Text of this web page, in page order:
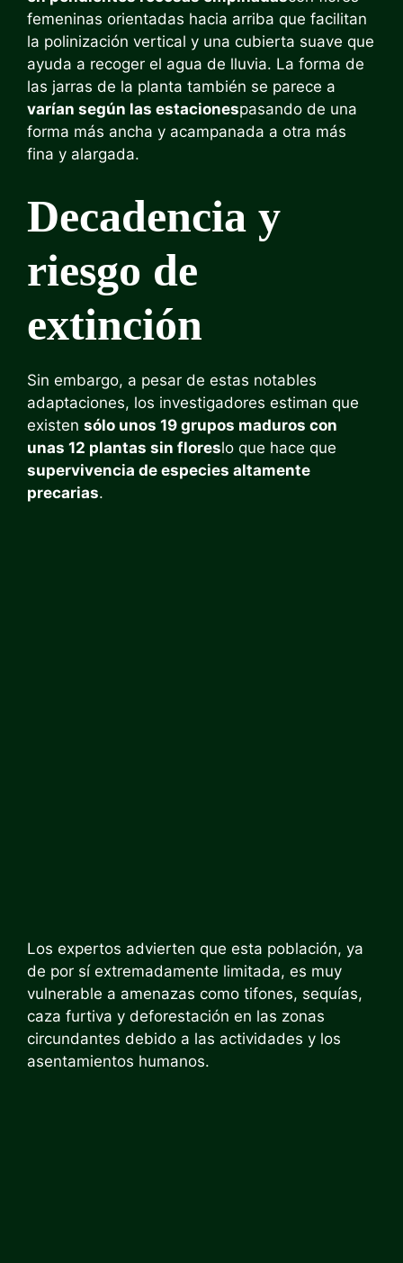
femeninas orientadas hacia arriba que facilitan
la polinización vertical y una cubierta suave que
ayuda a recoger el agua de lluvia. La forma de
las jarras de la planta también se parece a
varían según las estacionespasando de una
forma más ancha y acampanada a otra más
fina y alargada.
Decadencia y
riesgo de
extinción
Sin embargo, a pesar de estas notables
adaptaciones, los investigadores estiman que
existen sólo unos 19 grupos maduros con
unas 12 plantas sin floreslo que hace que
supervivencia de especies altamente
precarias.
Los expertos advierten que esta población, ya
de por sí extremadamente limitada, es muy
vulnerable a amenazas como tifones, sequías,
caza furtiva y deforestación en las zonas
circundantes debido a las actividades y los
asentamientos humanos.